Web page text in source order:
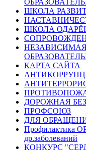
ШКОЛА
ШКОЛА
КАРТА САЙТА
ДОРОЖНАЯ
ПРОФСОЮЗ
ДЛЯ
Профилактика
др.заболеваний
КОНКУРС